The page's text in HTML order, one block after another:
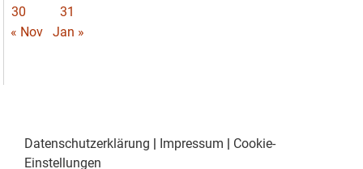
30
31
« Nov
Jan »
Datenschutzerklärung Impressum
Cookie-
Einstellungen